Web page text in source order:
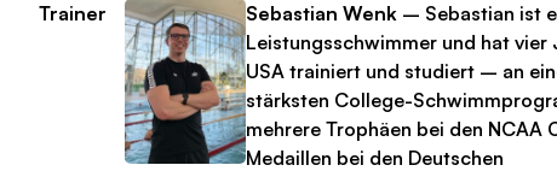
Trainer
Sebastian Wenk – Sebastian ist
Leistungsschwimmer und hat vier
USA trainiert und studiert – an
stärksten College-
mehrere Trophäen bei den NCAA
Medaillen bei den Deutschen